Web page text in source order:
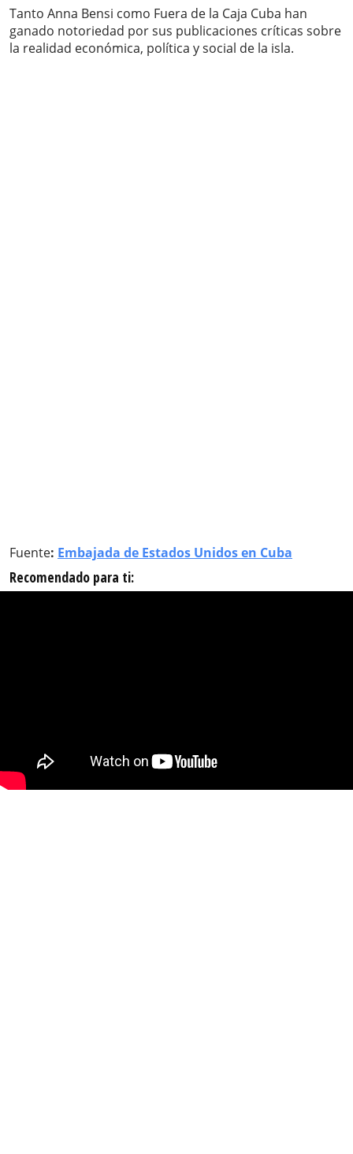
Tanto Anna Bensi como Fuera de la Caja Cuba han
ganado notoriedad por sus publicaciones críticas sobre
la realidad económica, política y social de la isla.
Fuente: Embajada de Estados Unidos en Cuba
Recomendado para ti: